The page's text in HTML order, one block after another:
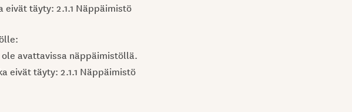
täyty: 2.1.1 Näppäimistö
avattavissa näppäimistöllä.
eivät täyty: 2.1.1 Näppäimistö